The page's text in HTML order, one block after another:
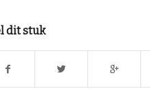
dit stuk